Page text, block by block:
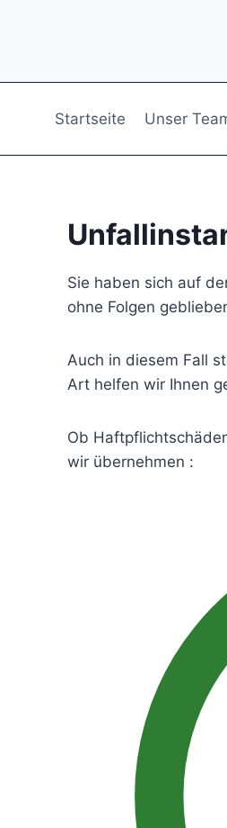
Startseite Unser
Sie haben sich auf
ohne Folgen
Auch in diesem Fall
Art helfen wir Ihnen
Ob
wir übernehmen :